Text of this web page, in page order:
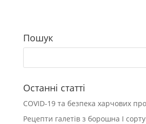
Пошук
Останні статті
COVID-19 та безпека харчових
Рецепти галетів з борошна І